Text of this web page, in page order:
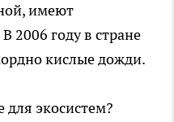
имеют
2006 году в стране
кислые дожди.
для экосистем?